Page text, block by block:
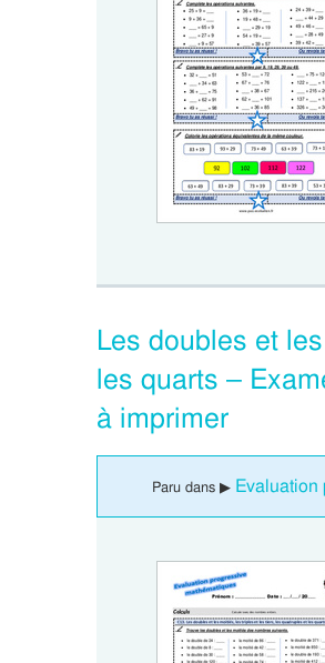
Les doubles et
les quarts –
à imprimer
Paru dans ▶ Evaluation